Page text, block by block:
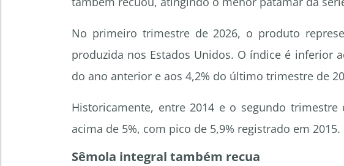
No primeiro trimestre de 2026, o produto
produzida nos Estados Unidos. O índice é inferior
do ano anterior e aos 4,2% do último trimestre de
Historicamente, entre 2014 e o segundo
acima de 5%, com pico de 5,9% registrado em 2015.
Sêmola integral também recua